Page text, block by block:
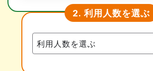
2. 利用人数を選ぶ